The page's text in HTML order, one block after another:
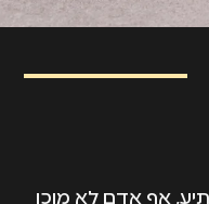
אף אדם לא מוכן